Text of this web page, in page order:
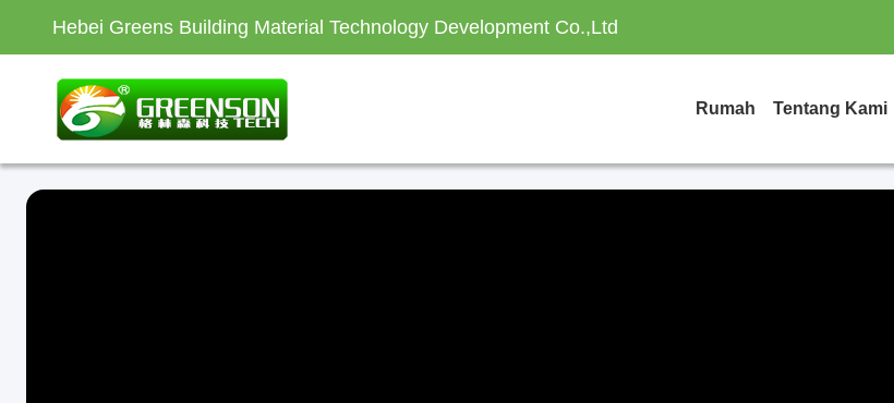
Hebei Greens Building Material Technology Development Co.,Ltd
Rumah Tentang Kami